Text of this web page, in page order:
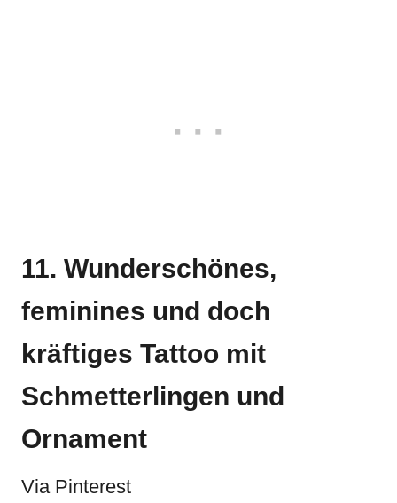
11. Wunderschönes,
feminines und doch
kräftiges Tattoo mit
Schmetterlingen und
Ornament
Via Pinterest